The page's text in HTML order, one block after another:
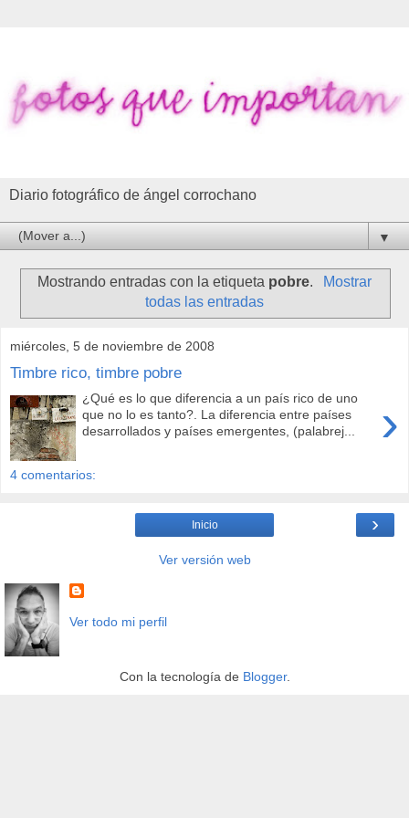
Diario fotográfico de ángel corrochano
▼
Mostrando entradas con la etiqueta pobre.
Mostrar
todas las entradas
miércoles, 5 de noviembre de 2008
Timbre rico, timbre pobre
›
¿Qué es lo que diferencia a un país rico de uno
que no lo es tanto?. La diferencia entre países
desarrollados y países emergentes, (palabrej...
4 comentarios:
›
Inicio
Ver versión web
Ver todo mi perfil
Con la tecnología de Blogger.